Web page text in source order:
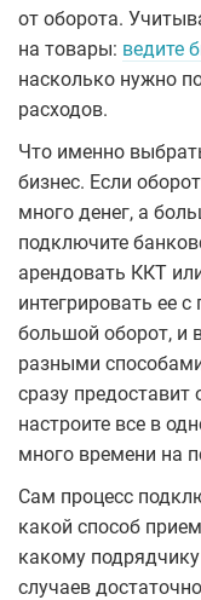
от оборота.
на товары: ведите
насколько нужно
расходов.
Что именно
бизнес. Если
много денег, а
подключите
арендовать ККТ
интегрировать ее
большой оборот, и
разными
сразу предоставит
настроите все в
много времени на
Сам процесс
какой способ
какому
случаев